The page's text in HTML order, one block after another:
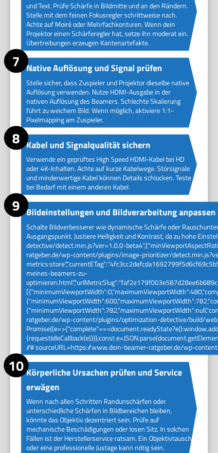
und Text. Prüfe Schärfe in Bildmitte und an den Rändern.
Stelle mit dem feinen Fokusregler schrittweise nach.
Achte auf Moiré oder Mehrfachkonturen. Wenn dein
Projektor einen Schärferegler hat, setze ihn moderat ein.
Übertreibungen erzeugen Kantenartefakte.
Native Auflösung und Signal prüfen
Stelle sicher, dass Zuspieler und Projektor dieselbe native
Auflösung verwenden. Nutze HDMI-Ausgabe in der
nativen Auflösung des Beamers. Schlechte Skalierung
führt zu weichem Bild. Wenn möglich, aktiviere 1:1-
Pixelmapping am Zuspieler.
Kabel und Signalqualität sichern
Verwende ein geprüftes High Speed HDMI-Kabel bei HD
oder 4K-Inhalten. Achte auf kurze Kabelwege. Störsignale
und minderwertige Kabel können Details schlucken. Teste
bei Bedarf mit einem anderen Kabel.
Bildeinstellungen und Bildverarbeitung anpassen
Schalte Bildverbesserer wie dynamische Schärfe oder
Ausgangspunkt. Justiere Helligkeit und Kontrast, da zu hohe
detective/detect.min.js?ver=1.0.0-
ratgeber.de/wp-content/plugins/image-prioritizer/
meines-beamers-zu-
ratgeber.de/wp-content/plugins/optimization-detective/build/
{requestIdleCallback(e)}));const
//# sourceURL=https://www.dein-beamer-ratgeber.de/wp-
Körperliche Ursachen prüfen und Service
erwägen
Wenn nach allen Schritten Randunschärfen oder
unterschiedliche Schärfen in Bildbereichen bleiben,
könnte das Objektiv dezentriert sein. Prüfe auf
mechanische Beschädigungen oder losen Sitz. In solchen
Fällen ist der Herstellerservice ratsam. Ein Objektivtausch
oder eine professionelle Justage kann nötig sein.